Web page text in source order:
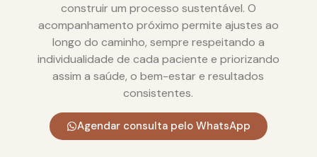
construir um processo sustentável. O
acompanhamento próximo permite ajustes ao
longo do caminho, sempre respeitando a
individualidade de cada paciente e priorizando
assim a saúde, o bem-estar e resultados
consistentes.
Agendar consulta pelo WhatsApp